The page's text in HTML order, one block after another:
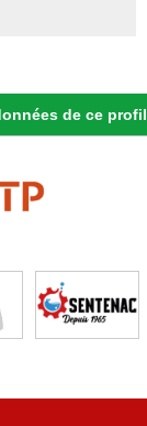
de ce profil